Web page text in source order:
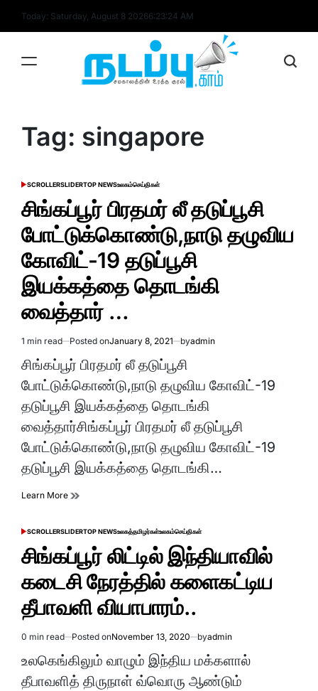
Today: Saturday, August 8 20266:23:25 AM
Tag: singapore
POSTED
SCROLLERSLIDERTOP NEWSஉலகம்செய்திகள்
சிங்கப்பூர் பிரதமர் லீ தடுப்பூசி
போட்டுக்கொண்டு,நாடு தழுவிய
கோவிட்-19 தடுப்பூசி
இயக்கத்தை தொடங்கி
வைத்தார் …
Estimated
read
time
1 min read Posted onJanuary 8, 2021 byadmin
சிங்கப்பூர் பிரதமர் லீ தடுப்பூசி
போட்டுக்கொண்டு,நாடு தழுவிய கோவிட்-19
தடுப்பூசி இயக்கத்தை தொடங்கி
வைத்தார்சிங்கப்பூர் பிரதமர் லீ தடுப்பூசி
போட்டுக்கொண்டு,நாடு தழுவிய கோவிட்-19
தடுப்பூசி இயக்கத்தை தொடங்கி…
Learn More
POSTED
SCROLLERSLIDERTOP NEWSஉலகத்தமிழர்கள்உலகம்செய்திகள்
சிங்கப்பூர் லிட்டில் இந்தியாவில்
கடைசி நேரத்தில் களைகட்டிய
தீபாவளி வியாபாரம்..
Estimated
read
time
0 min read Posted onNovember 13, 2020 byadmin
உலகெங்கிலும் வாழும் இந்திய மக்களால்
தீபாவளித் திருநாள் வ்வொரு ஆண்டும்